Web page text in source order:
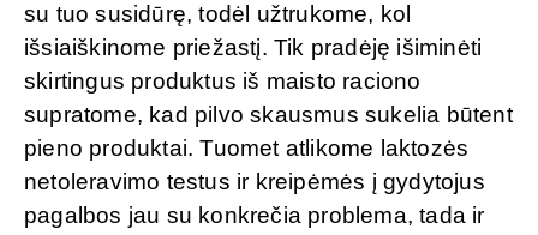
su tuo susidūrę, todėl užtrukome, kol
išsiaiškinome priežastį. Tik pradėję išiminėti
skirtingus produktus iš maisto raciono
supratome, kad pilvo skausmus sukelia būtent
pieno produktai. Tuomet atlikome laktozės
netoleravimo testus ir kreipėmės į gydytojus
pagalbos jau su konkrečia problema, tada ir